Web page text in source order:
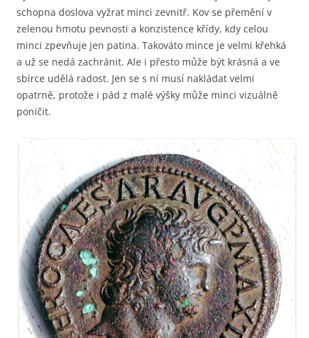
schopna doslova vyžrat minci zevnitř. Kov se přemění v
zelenou hmotu pevnosti a konzistence křídy, kdy celou
minci zpevňuje jen patina. Takováto mince je velmi křehká
a už se nedá zachránit. Ale i přesto může být krásná a ve
sbírce udělá radost. Jen se s ní musí nakládat velmi
opatrně, protože i pád z malé výšky může minci vizuálně
poničit.